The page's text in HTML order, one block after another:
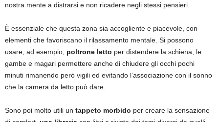
nostra mente a distrarsi e non ricadere negli stessi pensieri.
È essenziale che questa zona sia accogliente e piacevole, con
elementi che favoriscano il rilassamento mentale. Si possono
usare, ad esempio, poltrone letto per distendere la schiena, le
gambe e magari permettere anche di chiudere gli occhi pochi
minuti rimanendo però vigili ed evitando l’associazione con il sonno
che la camera da letto può dare.
Sono poi molto utili un tappeto morbido per creare la sensazione